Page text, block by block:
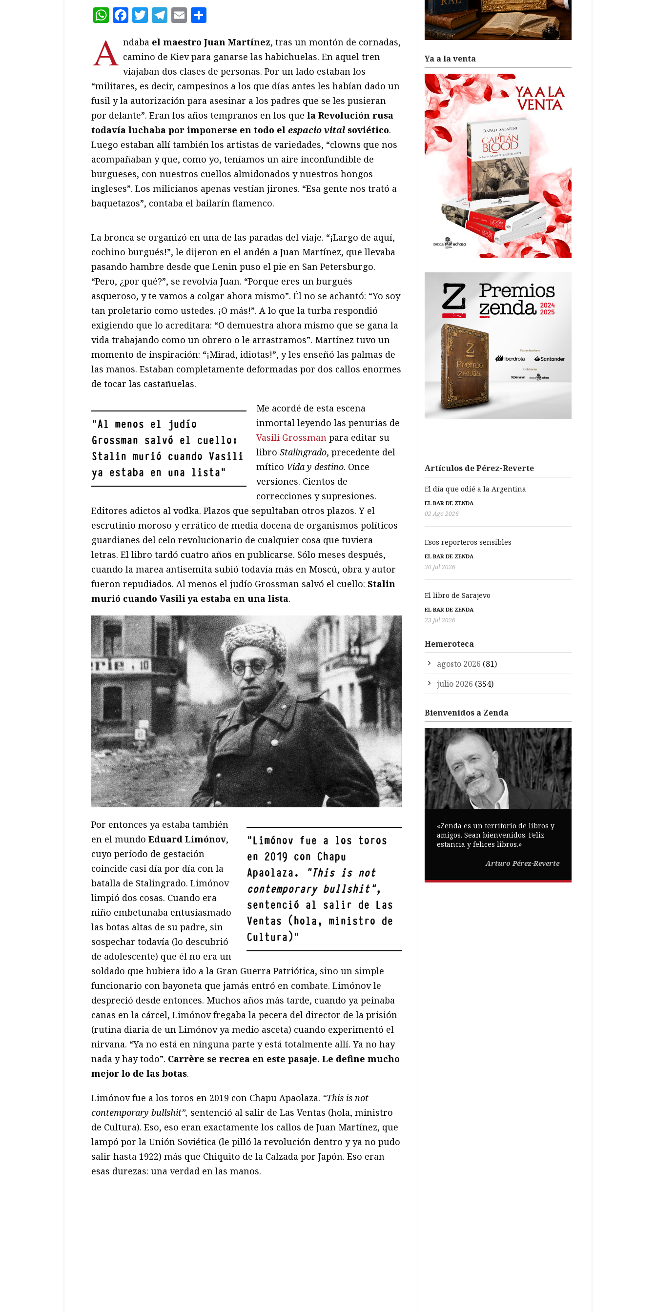
WhatsApp
Facebook
Twitter
Telegram
Email
A ndaba el maestro Juan Martínez, tras un montón de cornadas,
camino de Kiev para ganarse las habichuelas. En aquel tren
viajaban dos clases de personas. Por un lado estaban los
“militares, es decir, campesinos a los que días antes les habían dado un
fusil y la autorización para asesinar a los padres que se les pusieran
por delante”. Eran los años tempranos en los que la Revolución rusa
todavía luchaba por imponerse en todo el espacio vital soviético.
Luego estaban allí también los artistas de variedades, “clowns que nos
acompañaban y que, como yo, teníamos un aire inconfundible de
burgueses, con nuestros cuellos almidonados y nuestros hongos
ingleses”. Los milicianos apenas vestían jirones. “Esa gente nos trató a
baquetazos”, contaba el bailarín flamenco.
La bronca se organizó en una de las paradas del viaje. “¡Largo de aquí,
cochino burgués!”, le dijeron en el andén a Juan Martínez, que llevaba
pasando hambre desde que Lenin puso el pie en San Petersburgo.
“Pero, ¿por qué?”, se revolvía Juan. “Porque eres un burgués
asqueroso, y te vamos a colgar ahora mismo”. Él no se achantó: “Yo soy
tan proletario como ustedes. ¡O más!”. A lo que la turba respondió
exigiendo que lo acreditara: “O demuestra ahora mismo que se gana la
vida trabajando como un obrero o le arrastramos”. Martínez tuvo un
momento de inspiración: “¡Mirad, idiotas!”, y les enseñó las palmas de
las manos. Estaban completamente deformadas por dos callos enormes
de tocar las castañuelas.
"Al menos el judío
Grossman salvó el cuello:
Stalin murió cuando Vasili
ya estaba en una lista"
Me acordé de esta escena
inmortal leyendo las penurias de
Vasili Grossman para editar su
libroStalingrado, precedente del
mítico Vida y destino. Once
versiones. Cientos de
correcciones y supresiones.
Editores adictos al vodka. Plazos que sepultaban otros plazos. Y el
escrutinio moroso y errático de media docena de organismos políticos
guardianes del celo revolucionario de cualquier cosa que tuviera
letras. El libro tardó cuatro años en publicarse. Sólo meses después,
cuando la marea antisemita subió todavía más en Moscú, obra y autor
fueron repudiados. Al menos el judío Grossman salvó el cuello: Stalin
murió cuando Vasili ya estaba en una lista.
"Limónov fue a los toros
en 2019 con Chapu
Apaolaza.
“This is not
contemporary bullshit”,
sentenció al salir de Las
Ventas (hola, ministro de
Cultura)"
Por entonces ya estaba también
en el mundo Eduard Limónov,
cuyo período de gestación
coincide casi día por día con la
batalla de Stalingrado. Limónov
limpió dos cosas. Cuando era
niño embetunaba entusiasmado
las botas altas de su padre, sin
sospechar todavía (lo descubrió
de adolescente) que él no era un
soldado que hubiera ido a la Gran Guerra Patriótica, sino un simple
funcionario con bayoneta que jamás entró en combate. Limónov le
despreció desde entonces. Muchos años más tarde, cuando ya peinaba
canas en la cárcel, Limónov fregaba la pecera del director de la prisión
(rutina diaria de un Limónov ya medio asceta) cuando experimentó el
nirvana. “Ya no está en ninguna parte y está totalmente allí. Ya no hay
nada y hay todo”. Carrère se recrea en este pasaje. Le define mucho
mejor lo de las botas.
Limónov fue a los toros en 2019 con Chapu Apaolaza. “This is not
contemporary bullshit”, sentenció al salir de Las Ventas (hola, ministro
de Cultura). Eso, eso eran exactamente los callos de Juan Martínez, que
lampó por la Unión Soviética (le pilló la revolución dentro y ya no pudo
salir hasta 1922) más que Chiquito de la Calzada por Japón. Eso eran
esas durezas: una verdad en las manos.
Ya a la venta
Artículos de Pérez-Reverte
El día que odié a la Argentina
EL BAR DE ZENDA
02 Ago 2026
Esos reporteros sensibles
EL BAR DE ZENDA
30 Jul 2026
El libro de Sarajevo
EL BAR DE ZENDA
23 Jul 2026
Hemeroteca
agosto 2026 (81)
julio 2026 (354)
Bienvenidos a Zenda
«Zenda es un territorio de libros y
amigos. Sean bienvenidos. Feliz
estancia y felices libros.»
Arturo Pérez-Reverte